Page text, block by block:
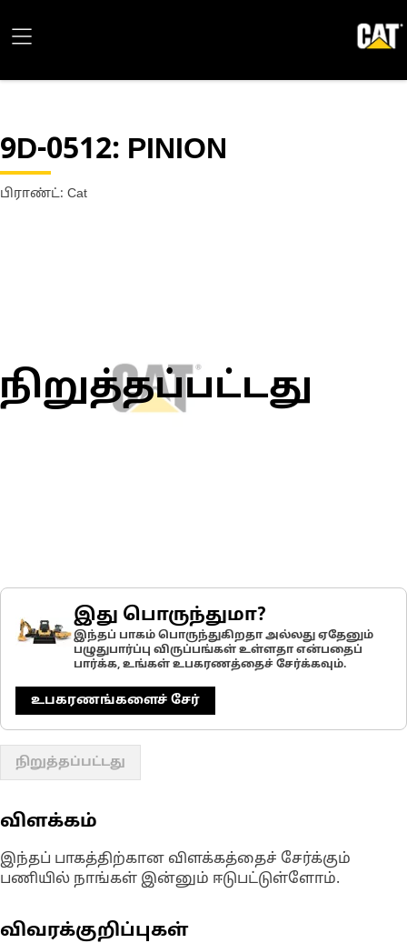
9D-0512: PINION
பிராண்ட்: Cat
நிறுத்தப்பட்டது
இது பொருந்துமா?
இந்தப் பாகம் பொருந்துகிறதா அல்லது ஏதேனும்
பழுதுபார்ப்பு விருப்பங்கள் உள்ளதா என்பதைப்
பார்க்க, உங்கள் உபகரணத்தைச் சேர்க்கவும்.
உபகரணங்களைச் சேர்
நிறுத்தப்பட்டது
விளக்கம்
இந்தப் பாகத்திற்கான விளக்கத்தைச் சேர்க்கும்
பணியில் நாங்கள் இன்னும் ஈடுபட்டுள்ளோம்.
விவரக்குறிப்புகள்